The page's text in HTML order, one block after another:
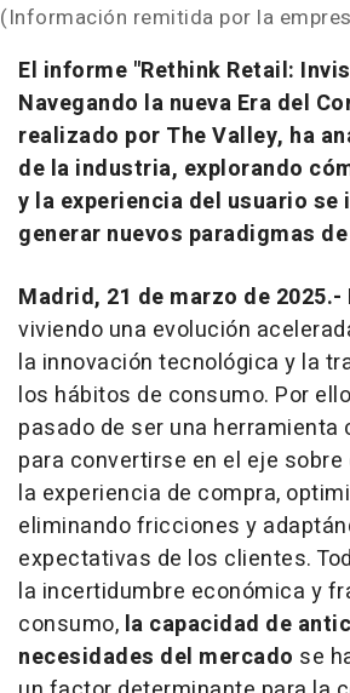
(Información remitida por la
El informe "Rethink Retail:
Navegando la nueva Era del
realizado por The Valley, ha
de la industria, explorando
y la experiencia del usuario se
generar nuevos paradigmas
Madrid, 21 de marzo de 2025.-
viviendo una evolución
la innovación tecnológica y la
los hábitos de consumo. Por
pasado de ser una herramienta
para convertirse en el eje sobre
la experiencia de compra,
eliminando fricciones y
expectativas de los clientes.
la incertidumbre económica y
consumo, la capacidad de
necesidades del mercado se